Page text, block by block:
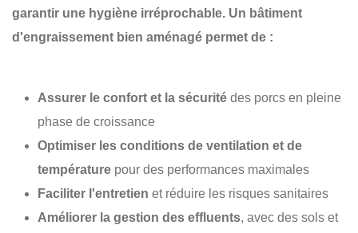
garantir une hygiène irréprochable. Un bâtiment
d'engraissement bien aménagé permet de :
Assurer le confort et la sécurité des porcs en pleine
phase de croissance
Optimiser les conditions de ventilation et de
température pour des performances maximales
Faciliter l'entretien et réduire les risques sanitaires
Améliorer la gestion des effluents, avec des sols et